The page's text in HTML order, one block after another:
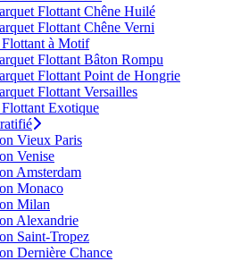
Flottant Chêne Huilé
Flottant Chêne Verni
Flottant à Motif
Flottant Bâton Rompu
Flottant Point de Hongrie
Flottant Versailles
Flottant Exotique
Vieux Paris
Venise
Amsterdam
Monaco
Milan
Alexandrie
Saint-Tropez
Dernière Chance